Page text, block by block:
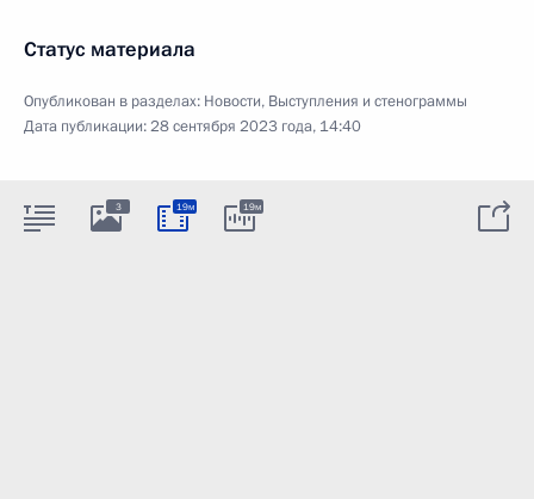
Статус материала
Опубликован в разделах: Новости, Выступления и стенограммы
Дата публикации:28 сентября 2023 года, 14:40
3 19м 19м